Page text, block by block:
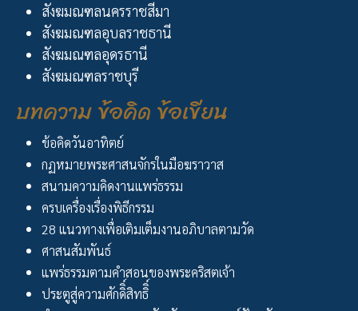
สังฆมณฑลนครราชสีมา
สังฆมณฑลอุบลราชธานี
สังฆมณฑลอุดรธานี
สังฆมณฑลราชบุรี
บทความ ข้อคิด ข้อเขียน
ข้อคิดวันอาทิตย์
กฏหมายพระศาสนจักรในมือฆราวาส
สนามความคิดงานแพร่ธรรม
ครบเครื่องเรื่องพิธีกรรม
28 แนวทางเพื่อเติมเต็มงานอภิบาลตามวัด
ศาสนสัมพันธ์
แพร่ธรรมตามคำสอนของพระคริสตเจ้า
ประตูสู่ความศักดิิ์สิทธิิ์